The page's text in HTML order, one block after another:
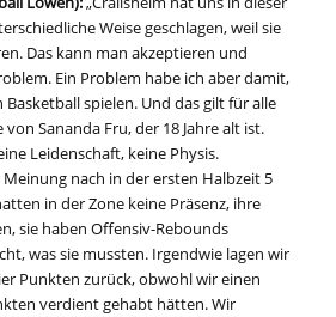
Weise geschlagen, weil sie
Das kann man akzeptieren und
Ein Problem habe ich aber damit,
spielen. Und das gilt für alle
Sananda Fru, der 18 Jahre alt ist.
Leidenschaft, keine Physis.
nach in der ersten Halbzeit 5
in der Zone keine Präsenz, ihre
sie haben Offensiv-Rebounds
was sie mussten. Irgendwie lagen wir
Punkten zurück, obwohl wir einen
verdient gehabt hätten. Wir